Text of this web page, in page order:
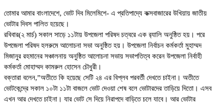
তোমার আমার বাংলাদেশে, ভোট দিব মিলেমিশে- এ প্রতিপাদ্যে কক্সবাজারের উখিয়ায় জাতীয়
ভোটার দিবস পালিত হয়েছে।
রবিবার(২ মার্চ) সকাল সাড়ে ১১টায় উপজেলা পরিষদ চত্বরে এক র‍্যালি অনুষ্ঠিত হয়। পরে
উপজেলা পরিষদ হলরুমে আলোচনা সভা অনুষ্ঠিত হয়। উপজেলা নির্বাচন কর্মকর্তা মুহাম্মদ
মিজানুর রহমানের সঞ্চালনায় অনুষ্ঠিত আলোচনা সভায় সভাপতিত্ব করেন উপজেলা নির্বাহী
কর্মকর্তা মোহাম্মদ কামরুল হোসেন চৌধুরী।
বক্তারা বলেন,”অতীতে কি হয়েছে সেটি ২৪ এর বিপ্লব পরবর্তী দেখতে চাইনা। অতীতে
ভোটকেন্দ্রে সকাল ১০টা ১১টা বাজলে ভোট দেওয়া শেষ বলে ভোটারদের তাড়িয়ে দিতো। এসব
এখন আর দেখতে চাইনা। যার ভোট সে দিয়ে নিরাপদে বাড়িতে চলে যাবে। আর ভোটার